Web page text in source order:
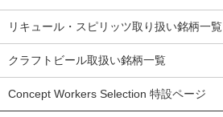
リキュール・スピリッツ取り扱い銘柄一覧
クラフトビール取扱い銘柄一覧
Concept Workers Selection 特設ページ